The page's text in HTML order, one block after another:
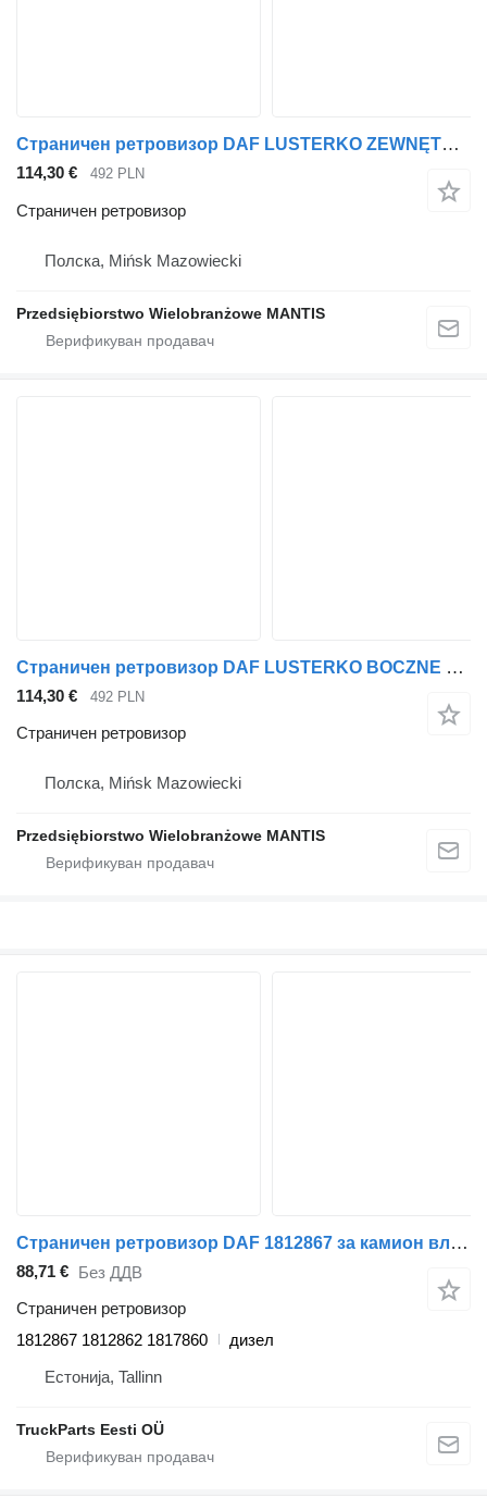
Страничен ретровизор DAF LUSTERKO ZEWNĘTRZNE KOMPLETNE DAF XF 105 EURO 5 ORYGINAŁ LEWE за камион влекач
114,30 € 492 PLN
Страничен ретровизор
Полска, Mińsk Mazowiecki
Przedsiębiorstwo Wielobranżowe MANTIS
Страничен ретровизор DAF LUSTERKO BOCZNE KOMPLETNE DAF XF 105 EURO 5 PRAWE DUŻY WYBÓR за камион влекач
114,30 € 492 PLN
Страничен ретровизор
Полска, Mińsk Mazowiecki
Przedsiębiorstwo Wielobranżowe MANTIS
Страничен ретровизор DAF 1812867 за камион влекач DAF XF95, XF105 (2001-2014)
88,71 € Без ДДВ
Страничен ретровизор
1812867 1812862 1817860
дизел
Естонија, Tallinn
TruckParts Eesti OÜ